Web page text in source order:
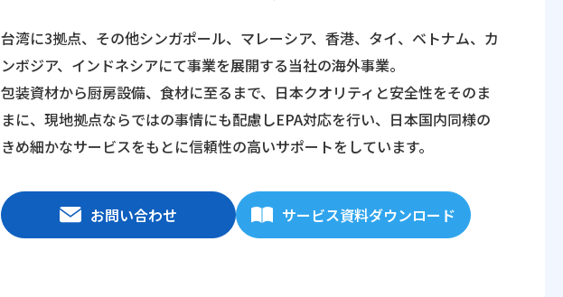
台湾に3拠点、その他シンガポール、マレーシア、香港、タイ、ベトナム、カ
ンボジア、インドネシアにて事業を展開する当社の海外事業。
包装資材から厨房設備、食材に至るまで、日本クオリティと安全性をそのま
まに、現地拠点ならではの事情にも配慮しEPA対応を行い、日本国内同様の
きめ細かなサービスをもとに信頼性の高いサポートをしています。
お問い合わせ サービス資料ダウンロード